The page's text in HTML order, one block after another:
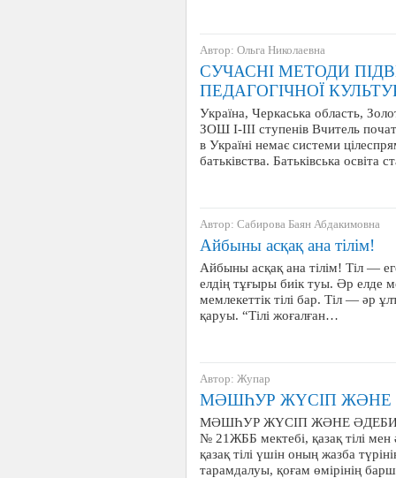
Автор: Ольга Николаевна
СУЧАСНІ МЕТОДИ
ПЕДАГОГІЧНОЇ
Україна, Черкаська область,
ЗОШ І-ІІІ ступенів Вчитель
в Україні немає системи
батьківства. Батьківська освіта
Автор: Сабирова Баян Абдакимовна
Айбыны асқақ ана тілім!
Айбыны асқақ ана тілім! Тіл —
елдің тұғыры биік туы. Әр елде
мемлекеттік тілі бар. Тіл — әр
қаруы. “Тілі жоғалған…
Автор: Жупар
МӘШҺУР ЖҮСІП ЖӘНЕ
МӘШҺУР ЖҮСІП ЖӘНЕ ӘДЕБИ
№ 21ЖББ мектебі, қазақ тілі мен
қазақ тілі үшін оның жазба
тарамдалуы, қоғам өмірінің